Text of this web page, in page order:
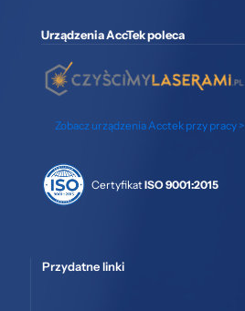
Urządzenia AccTek poleca
Zobacz urządzenia Acctek przy pracy >
CertyfikatISO 9001:2015
Przydatne linki